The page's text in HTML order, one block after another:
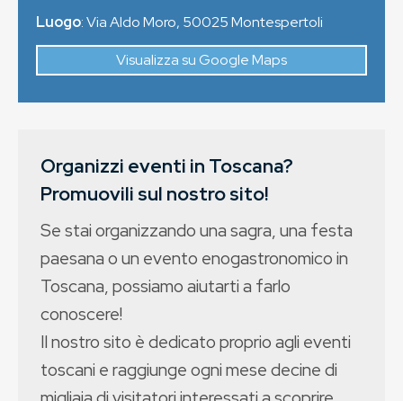
Luogo:Via Aldo Moro, 50025Montespertoli
Visualizza su Google Maps
Organizzi eventi in Toscana?
Promuovili sul nostro sito!
Se stai organizzando una sagra, una festa
paesana o un evento enogastronomico in
Toscana, possiamo aiutarti a farlo
conoscere!
Il nostro sito è dedicato proprio agli eventi
toscani e raggiunge ogni mese decine di